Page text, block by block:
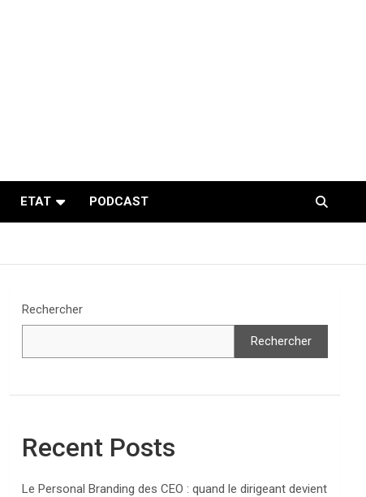
ETAT PODCAST
Rechercher
Rechercher
Recent Posts
Le Personal Branding des CEO : quand le dirigeant devient